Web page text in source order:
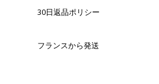
30日返品ポリシー
フランスから発送